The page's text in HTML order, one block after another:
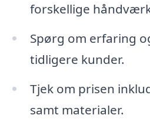
forskellige
Spørg om erfaring
tidligere kunder.
Tjek om prisen
samt materialer.